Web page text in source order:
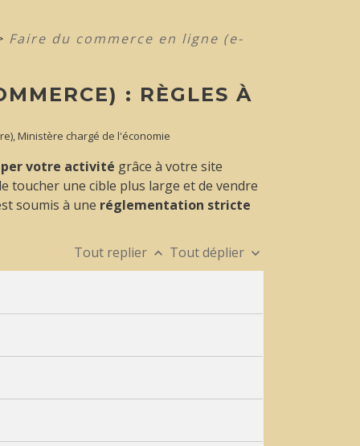
Faire du commerce en ligne (e-
: RÈGLES À
Ministère chargé de l'économie
votre activité grâce à votre site
toucher une cible plus large et de vendre
soumis à une réglementation stricte
Tout replier keyboard_arrow_up Tout déplier keyboard_arrow_down